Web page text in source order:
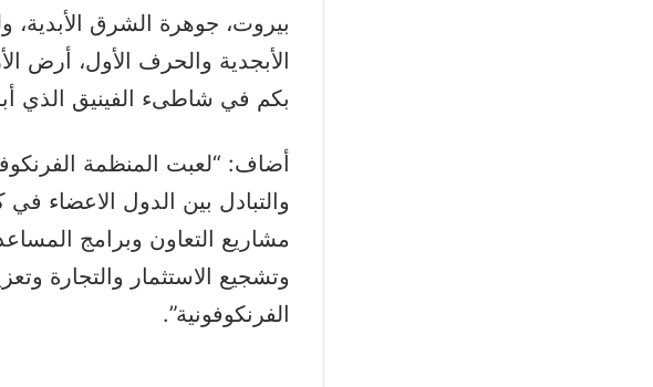
بيروت، جوهرة الشرق
الأبجدية والحرف الأول، أرض
بكم في شاطىء الفينيق الذي
أضاف: “لعبت المنظمة
والتبادل بين الدول الاعضاء
مشاريع التعاون وبرامج
وتشجيع الاستثمار والتجارة
الفرنكوفونية”.